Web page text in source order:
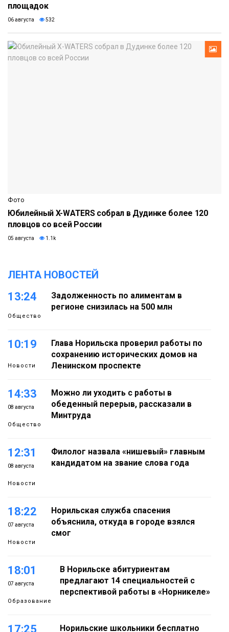
площадок
06 августа 532
Фото
Юбилейный X-WATERS собрал в Дудинке более 120
пловцов со всей России
05 августа 1.1k
ЛЕНТА НОВОСТЕЙ
13:24
Общество
Задолженность по алиментам в
регионе снизилась на 500 млн
10:19
Новости
Глава Норильска проверил работы по
сохранению исторических домов на
Ленинском проспекте
14:33
08 августа
Общество
Можно ли уходить с работы в
обеденный перерыв, рассказали в
Минтруда
12:31
08 августа
Новости
Филолог назвала «нишевый» главным
кандидатом на звание слова года
18:22
07 августа
Новости
Норильская служба спасения
объяснила, откуда в городе взялся
смог
18:01
07 августа
Образование
В Норильске абитуриентам
предлагают 14 специальностей с
перспективой работы в «Норникеле»
17:25
Норильские школьники бесплатно